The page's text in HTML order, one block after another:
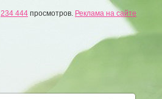
234 444 просмотров. Реклама на сайте